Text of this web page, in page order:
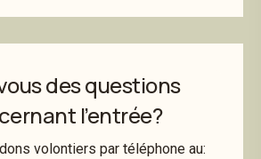
des questions
l’entrée?
volontiers par téléphone au: